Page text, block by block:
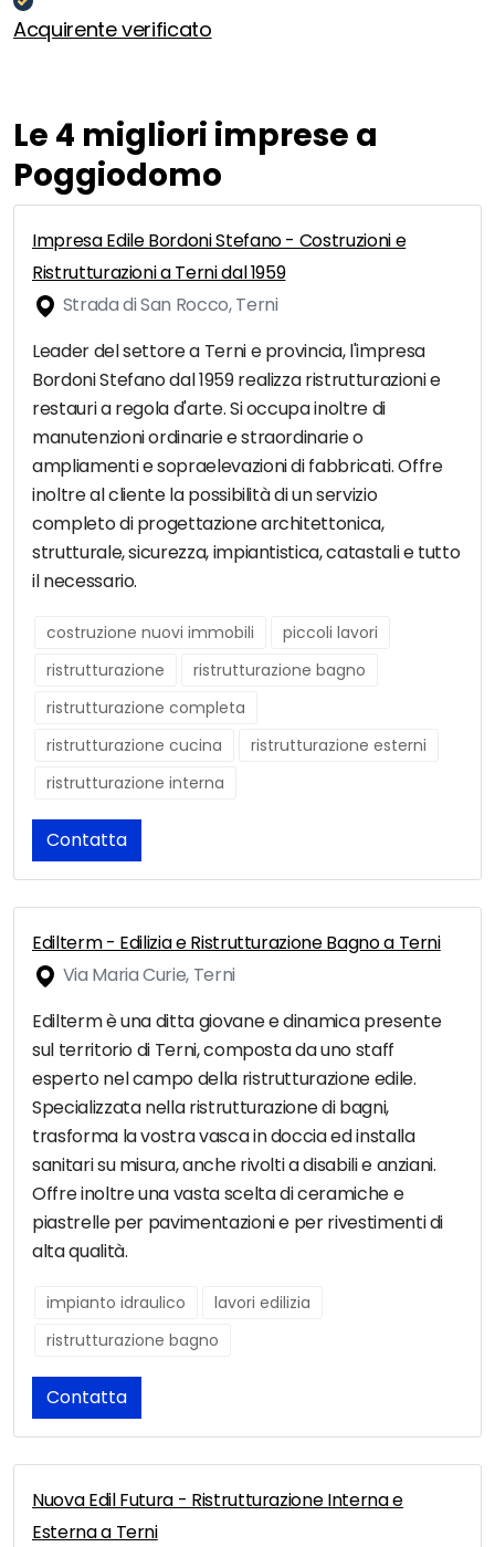
Acquirente verificato
Le 4 migliori imprese a
Poggiodomo
Impresa Edile Bordoni Stefano - Costruzioni e
Ristrutturazioni a Terni dal 1959
Strada di San Rocco, Terni
Leader del settore a Terni e provincia, l'impresa
Bordoni Stefano dal 1959 realizza ristrutturazioni e
restauri a regola d'arte. Si occupa inoltre di
manutenzioni ordinarie e straordinarie o
ampliamenti e sopraelevazioni di fabbricati. Offre
inoltre al cliente la possibilità di un servizio
completo di progettazione architettonica,
strutturale, sicurezza, impiantistica, catastali e tutto
il necessario.
costruzione nuovi immobili
piccoli lavori
ristrutturazione
ristrutturazione bagno
ristrutturazione completa
ristrutturazione cucina
ristrutturazione esterni
ristrutturazione interna
Contatta
Edilterm - Edilizia e Ristrutturazione Bagno a Terni
Via Maria Curie, Terni
Edilterm è una ditta giovane e dinamica presente
sul territorio di Terni, composta da uno staff
esperto nel campo della ristrutturazione edile.
Specializzata nella ristrutturazione di bagni,
trasforma la vostra vasca in doccia ed installa
sanitari su misura, anche rivolti a disabili e anziani.
Offre inoltre una vasta scelta di ceramiche e
piastrelle per pavimentazioni e per rivestimenti di
alta qualità.
impianto idraulico
lavori edilizia
ristrutturazione bagno
Contatta
Nuova Edil Futura - Ristrutturazione Interna e
Esterna a Terni